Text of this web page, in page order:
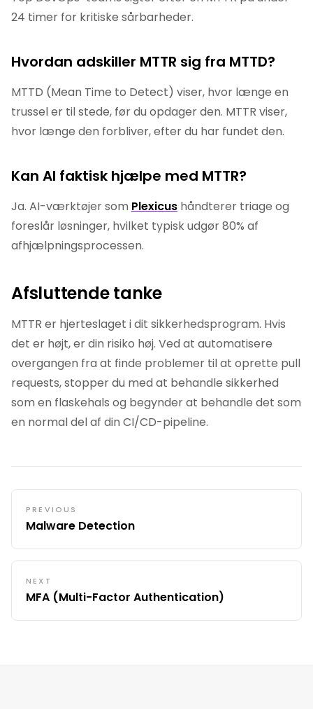
24 timer for kritiske sårbarheder.
Hvordan adskiller MTTR sig fra MTTD?
MTTD (Mean Time to Detect) viser, hvor længe en
trussel er til stede, før du opdager den. MTTR viser,
hvor længe den forbliver, efter du har fundet den.
Kan AI faktisk hjælpe med MTTR?
Ja. AI-værktøjer som Plexicus håndterer triage og
foreslår løsninger, hvilket typisk udgør 80% af
afhjælpningsprocessen.
Afsluttende tanke
MTTR er hjerteslaget i dit sikkerhedsprogram. Hvis
det er højt, er din risiko høj. Ved at automatisere
overgangen fra at finde problemer til at oprette pull
requests, stopper du med at behandle sikkerhed
som en flaskehals og begynder at behandle det som
en normal del af din CI/CD-pipeline.
PREVIOUS
Malware Detection
NEXT
MFA (Multi-Factor Authentication)